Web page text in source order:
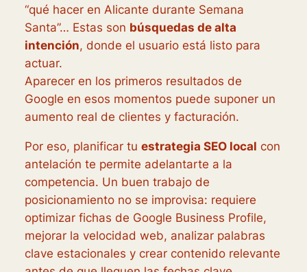
“qué hacer en Alicante durante Semana
Santa”… Estas son búsquedas de alta
intención, donde el usuario está listo para
actuar.
Aparecer en los primeros resultados de
Google en esos momentos puede suponer un
aumento real de clientes y facturación.
Por eso, planificar tu estrategia SEO local con
antelación te permite adelantarte a la
competencia. Un buen trabajo de
posicionamiento no se improvisa: requiere
optimizar fichas de Google Business Profile,
mejorar la velocidad web, analizar palabras
clave estacionales y crear contenido relevante